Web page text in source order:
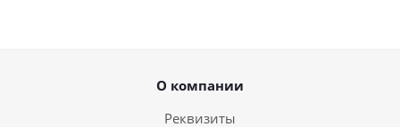
О компании
Реквизиты